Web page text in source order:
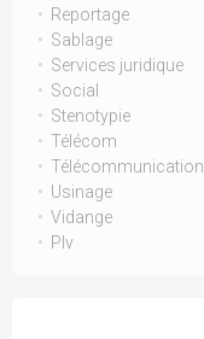
Reportage
Sablage
Services juridique
Social
Stenotypie
Télécom
Télécommunication
Usinage
Vidange
Plv